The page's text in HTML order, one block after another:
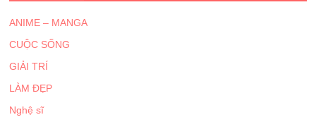
ANIME – MANGA
CUỘC SỐNG
GIẢI TRÍ
LÀM ĐẸP
Nghệ sĩ